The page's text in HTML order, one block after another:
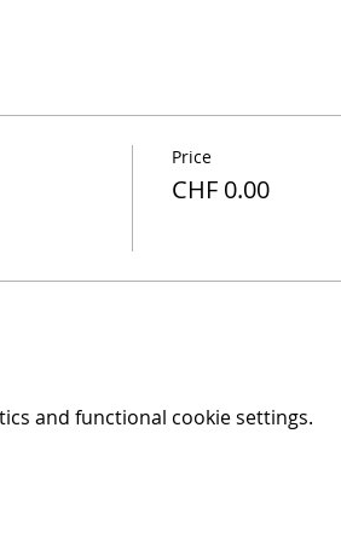
Price
CHF 0.00
and functional cookie settings.